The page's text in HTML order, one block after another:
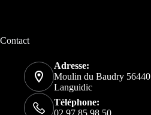
Contact
Adresse:
Moulin du Baudry 56440
Languidic
Téléphone:
02 97 85 98 50